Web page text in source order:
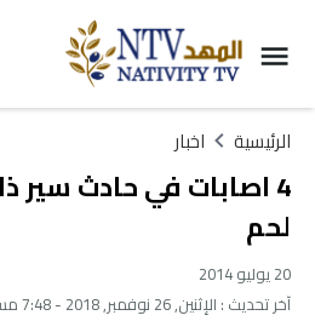
الرئيسية اخبار
4 اصابات في حادث
لحم
20 يوليو 2014
آخر تحديث : الإثنين, 26 نوفمبر, 2018 - 7:48 مساءً